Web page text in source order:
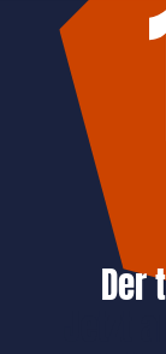
Der
Jetzt